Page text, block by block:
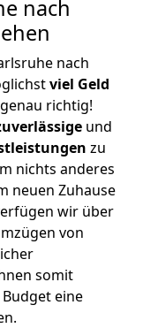
nach
nach
viel Geld
richtig!
und
zu
nichts anderes
neuen Zuhause
wir über
von
somit
eine